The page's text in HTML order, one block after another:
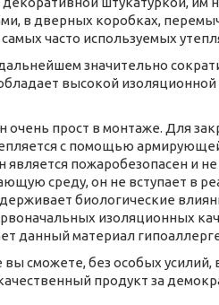
в дверных коробках,
самых часто используемых
значительно
высокой
очень прост в монтаже. Для
с помощью
является пожаробезопасен и
среду, он не вступает в
биологические
изоляционных
данный материал
вы сможете, без особых
продукт за